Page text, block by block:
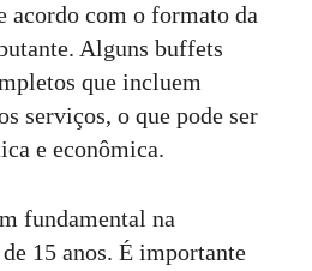
acordo com o formato da
Alguns buffets
que incluem
serviços, o que pode ser
e econômica.
fundamental na
15 anos. É importante